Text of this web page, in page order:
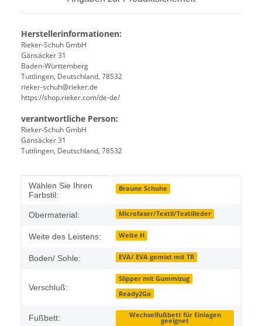
Herstellerinformationen:
Rieker-Schuh GmbH
Gänsäcker 31
Baden-Württemberg
Tuttlingen, Deutschland, 78532
rieker-schuh@rieker.de
https://shop.rieker.com/de-de/
verantwortliche Person:
Rieker-Schuh GmbH
Gänsäcker 31
Tuttlingen, Deutschland, 78532
Produkteigenschaft
Wert
Wählen Sie Ihren
Farbstil:
Braune Schuhe
Obermaterial: Microfaser/Textil/Textilleder
Weite des Leistens: Weite H
Boden/ Sohle: EVA/ EVA gemixt mit TR
Verschluß:
Slipper mit Gummizug
Ready2Go
Fußbett: Wechselfußbett für Einlagen
geeignet